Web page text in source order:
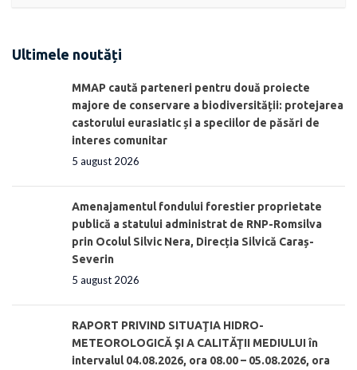
Ultimele noutăți
MMAP caută parteneri pentru două proiecte
majore de conservare a biodiversității: protejarea
castorului eurasiatic și a speciilor de păsări de
interes comunitar
5 august 2026
Amenajamentul fondului forestier proprietate
publică a statului administrat de RNP-Romsilva
prin Ocolul Silvic Nera, Direcția Silvică Caraș-
Severin
5 august 2026
RAPORT PRIVIND SITUAŢIA HIDRO-
METEOROLOGICĂ ŞI A CALITĂŢII MEDIULUI în
intervalul 04.08.2026, ora 08.00 – 05.08.2026, ora